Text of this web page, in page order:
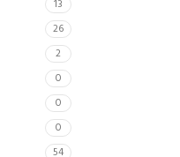
13
26
2
0
0
0
54